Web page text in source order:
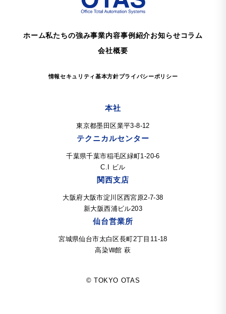
ホーム私たちの強み事業内容事例紹介お知らせコラム
会社概要
情報セキュリティ基本方針プライバシーポリシー
本社
東京都墨田区業平3-8-12
テクニカルセンター
千葉県千葉市稲毛区緑町1-20-6
C.I ビル
関西支店
大阪府大阪市淀川区西宮原2-7-38
新大阪西浦ビル203
仙台営業所
宮城県仙台市太白区長町2丁目11-18
高染Ⅷ館 萩
© TOKYO OTAS